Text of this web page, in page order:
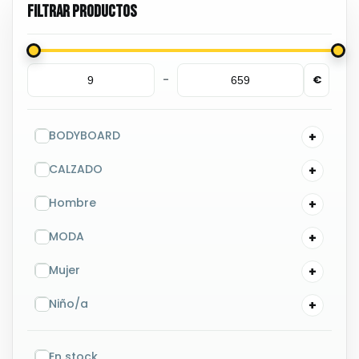
€
Minimum Price
- Maximum Price
BODYBOARD
CALZADO
Hombre
MODA
Mujer
Niño/a